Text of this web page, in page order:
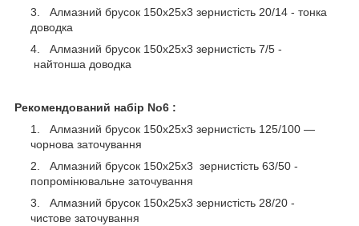
Алмазний брусок 150х25х3 зернистість 20/14 - тонка
доводка
Алмазний брусок 150х25х3 зернистість 7/5 -
найтонша доводка
Рекомендований набір No6 :
Алмазний брусок 150х25х3 зернистість 125/100 —
чорнова заточування
Алмазний брусок 150х25х3 зернистість 63/50 -
попромінювальне заточування
Алмазний брусок 150х25х3 зернистість 28/20 -
чистове заточування